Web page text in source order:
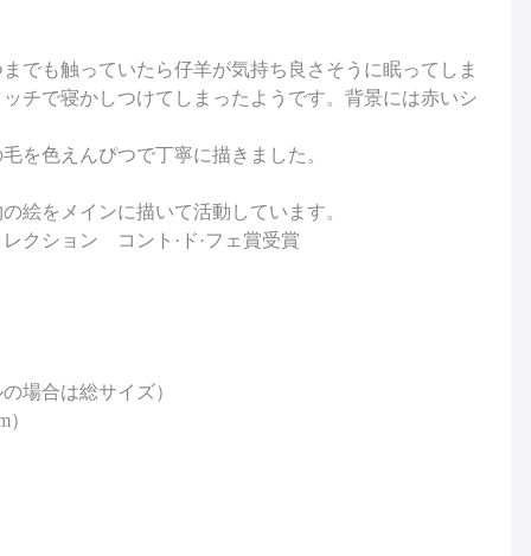
でも触っていたら仔羊が気持ち良さそうに眠ってしま
チで寝かしつけてしまったようです。背景には赤いシ
を色えんぴつで丁寧に描きました。
絵をメインに描いて活動しています。
クション コント·ド·フェ賞受賞
場合は総サイズ）